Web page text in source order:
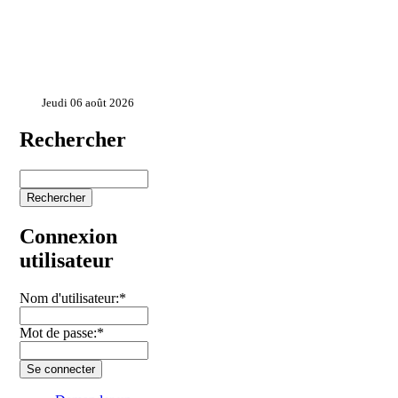
Jeudi 06 août 2026
Rechercher
Connexion
utilisateur
Nom d'utilisateur:*
Mot de passe:*